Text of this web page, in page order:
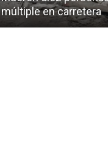
múltiple en carretera